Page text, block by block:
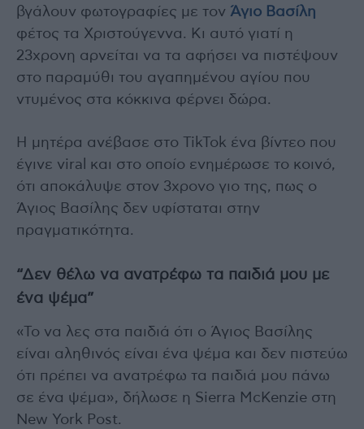
βγάλουν φωτογραφίες με τον Άγιο Βασίλη
φέτος τα Χριστούγεννα. Κι αυτό γιατί η
23χρονη αρνείται να τα αφήσει να πιστέψουν
στο παραμύθι του αγαπημένου αγίου που
ντυμένος στα κόκκινα φέρνει δώρα.
Η μητέρα ανέβασε στο TikTok ένα βίντεο που
έγινε viral και στο οποίο ενημέρωσε το κοινό,
ότι αποκάλυψε στον 3χρονο γιο της, πως ο
Άγιος Βασίλης δεν υφίσταται στην
πραγματικότητα.
“Δεν θέλω να ανατρέφω τα παιδιά μου με
ένα ψέμα”
«Το να λες στα παιδιά ότι ο Άγιος Βασίλης
είναι αληθινός είναι ένα ψέμα και δεν πιστεύω
ότι πρέπει να ανατρέφω τα παιδιά μου πάνω
σε ένα ψέμα», δήλωσε η Sierra McKenzie στη
New York Post.